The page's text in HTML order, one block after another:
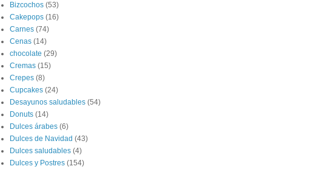
Bizcochos (53)
Cakepops (16)
Carnes (74)
Cenas (14)
chocolate (29)
Cremas (15)
Crepes (8)
Cupcakes (24)
Desayunos saludables (54)
Donuts (14)
Dulces árabes (6)
Dulces de Navidad (43)
Dulces saludables (4)
Dulces y Postres (154)